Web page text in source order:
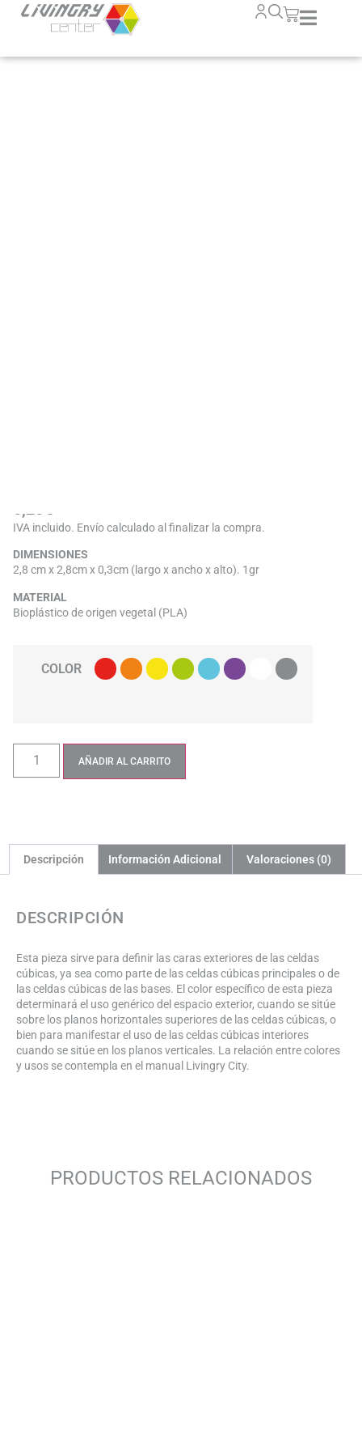
IVA incluido. Envío calculado al finalizar la compra.
DIMENSIONES
2,8 cm x 2,8cm x 0,3cm (largo x ancho x alto). 1gr
MATERIAL
Bioplástico de origen vegetal (PLA)
COLOR
AÑADIR AL CARRITO
Descripción Información Adicional Valoraciones (0)
DESCRIPCIÓN
Esta pieza sirve para definir las caras exteriores de las celdas
cúbicas, ya sea como parte de las celdas cúbicas principales o de
las celdas cúbicas de las bases. El color específico de esta pieza
determinará el uso genérico del espacio exterior, cuando se sitúe
sobre los planos horizontales superiores de las celdas cúbicas, o
bien para manifestar el uso de las celdas cúbicas interiores
cuando se sitúe en los planos verticales. La relación entre colores
y usos se contempla en el manual Livingry City.
PRODUCTOS RELACIONADOS